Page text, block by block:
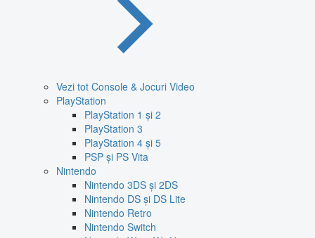
Vezi tot Console & Jocuri Video
PlayStation
PlayStation 1 și 2
PlayStation 3
PlayStation 4 și 5
PSP și PS Vita
Nintendo
Nintendo 3DS și 2DS
Nintendo DS și DS Lite
Nintendo Retro
Nintendo Switch